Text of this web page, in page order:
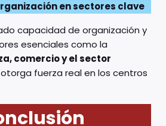
en sectores clave
capacidad de organización y
esenciales como la
comercio y el sector
fuerza real en los centros